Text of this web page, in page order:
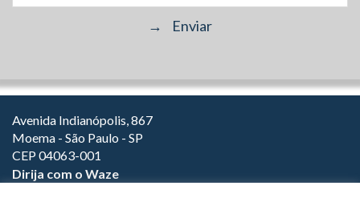
Avenida Indianópolis, 867
Moema - São Paulo - SP
CEP 04063-001
Dirija com o Waze